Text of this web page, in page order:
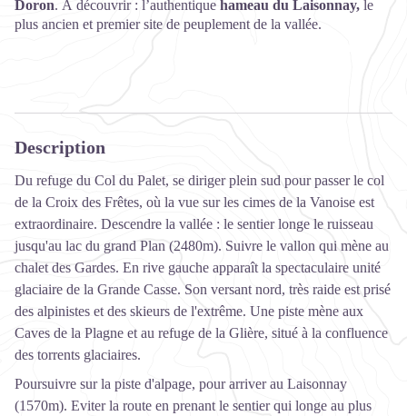
Doron. À découvrir : l’authentique hameau du Laisonnay, le
plus ancien et premier site de peuplement de la vallée.
Description
Du refuge du Col du Palet, se diriger plein sud pour passer le col
de la Croix des Frêtes, où la vue sur les cimes de la Vanoise est
extraordinaire. Descendre la vallée : le sentier longe le ruisseau
jusqu'au lac du grand Plan (2480m). Suivre le vallon qui mène au
chalet des Gardes. En rive gauche apparaît la spectaculaire unité
glaciaire de la Grande Casse. Son versant nord, très raide est prisé
des alpinistes et des skieurs de l'extrême. Une piste mène aux
Caves de la Plagne et au refuge de la Glière, situé à la confluence
des torrents glaciaires.
Poursuivre sur la piste d'alpage, pour arriver au Laisonnay
(1570m). Eviter la route en prenant le sentier qui longe au plus